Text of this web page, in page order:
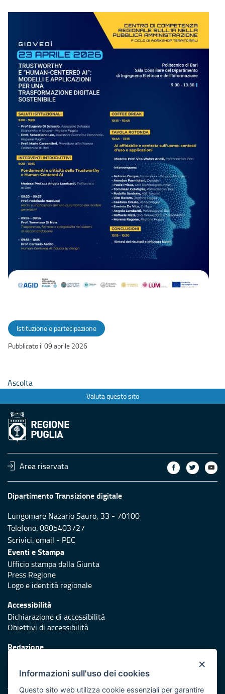
Istituzione e partecipazione
Pubblicato il 09 aprile 2026
Ascolta
Valuta questo sito
Area riservata
Dipartimento Transizione digitale
Lungomare Nazario Sauro, 33 - 70100
Telefono: 0805403727
Scrivici:email - PEC
Eventi e Stampa
Ufficio stampa della Giunta
Press Regione
Logo e identità regionale
Accessibilità
Dichiarazione di accessibilità
Obiettivi di accessibilità
Redazione
Protezione civile
Vai al sito di Protezione Civile Puglia
×
Informazioni sull'uso dei cookies
Questo sito web utilizza cookie essenziali per garantire